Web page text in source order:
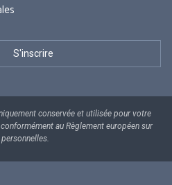
conservée et utilisée pour votre
au Règlement européen sur